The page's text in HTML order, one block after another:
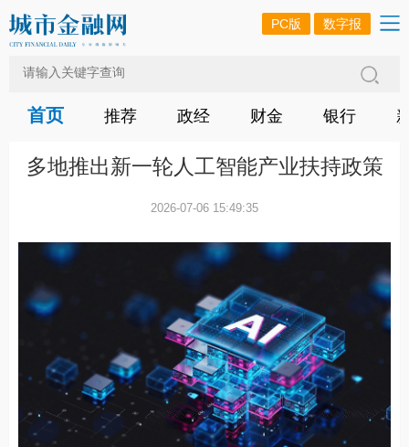
PC版 数字报
首页 推荐 政经 财金 银行
多地推出新一轮人工智能产业扶持政策
2026-07-06 15:49:35